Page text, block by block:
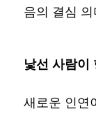
음의 결심
낯선 사람이
새로운 인연